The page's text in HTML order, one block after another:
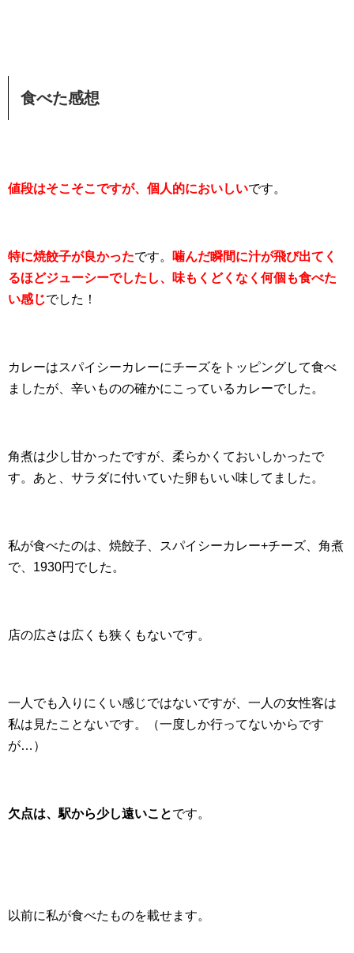
食べた感想
値段はそこそこですが、個人的においしいです。
特に焼餃子が良かったです。
噛んだ瞬間に汁が飛び出てく
るほどジューシーでしたし、味もくどくなく何個も食べた
い感じでした！
カレーはスパイシーカレーにチーズをトッピングして食べ
ましたが、辛いものの確かにこっているカレーでした。
角煮は少し甘かったですが、柔らかくておいしかったで
す。あと、サラダに付いていた卵もいい味してました。
私が食べたのは、焼餃子、スパイシーカレー+チーズ、角煮
で、1930円でした。
店の広さは広くも狭くもないです。
一人でも入りにくい感じではないですが、一人の女性客は
私は見たことないです。（一度しか行ってないからです
が…）
欠点は、駅から少し遠いことです。
以前に私が食べたものを載せます。